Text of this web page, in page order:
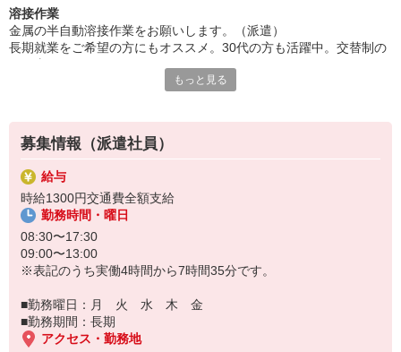
『テクノ・サービス』は、派遣業界大手スタッフサービスグルー
プです。
全国にあるお仕事の中から、一人ひとりのスキルや希望条件に応
じたお仕事をご案内します。
安全管理体制も万全ですので安心してご就業いただけます。
登録方法は、【オンライン】【電話】【登録会来場】の3つから
選べます♪
★★履歴書・証明写真は不要！★★
また、ご登録済の方はお仕事の紹介がスムーズです。
ご応募お待ちしています。
溶接作業
金属の半自動溶接作業をお願いします。（派遣）
長期就業をご希望の方にもオススメ。30代の方も活躍中。交替制の
残業が少なめなので、無理なくお仕事をしていただけます。奮って
もっと見る
募集情報（派遣社員）
給与
時給1300円交通費全額支給
勤務時間・曜日
08:30〜17:30
09:00〜13:00
※表記のうち実働4時間から7時間35分です。
■勤務曜日：月 火 水 木 金
■勤務期間：長期
アクセス・勤務地